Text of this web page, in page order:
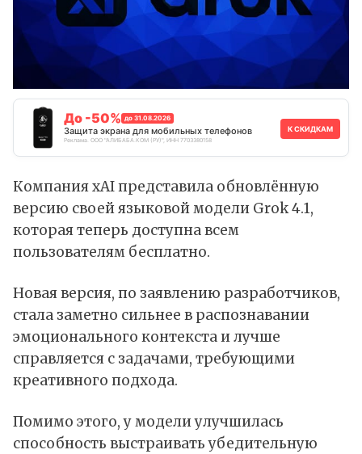
До -50% до 31.08.2026
Защита экрана для мобильных телефонов
Реклама. ООО "АЛИБАБА.КОМ (РУ)", ИНН 7703380158
К СКИДКАМ
Компания xAI представила обновлённую
версию своей языковой модели Grok 4.1,
которая теперь доступна всем
пользователям бесплатно.
Новая версия, по заявлению разработчиков,
стала заметно сильнее в распознавании
эмоционального контекста и лучше
справляется с задачами, требующими
креативного подхода.
Помимо этого, у модели улучшилась
способность выстраивать убедительную